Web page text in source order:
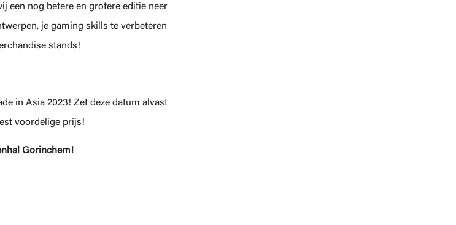
een nog betere en grotere editie neer
je gaming skills te verbeteren
stands!
in Asia 2023! Zet deze datum alvast
voordelige prijs!
Gorinchem!